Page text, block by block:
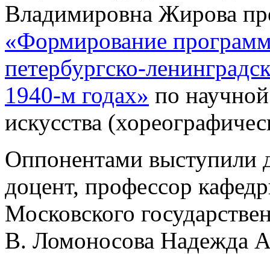
Владимировна Жирова
«Формирование
петербургско-
1940-м годах» по
искусства
Оппонентами выступили
доцент, профессор
Московского
В. Ломоносова Надежда